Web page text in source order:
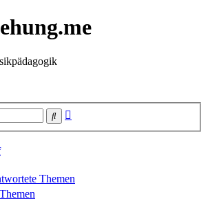
Suche
Themen